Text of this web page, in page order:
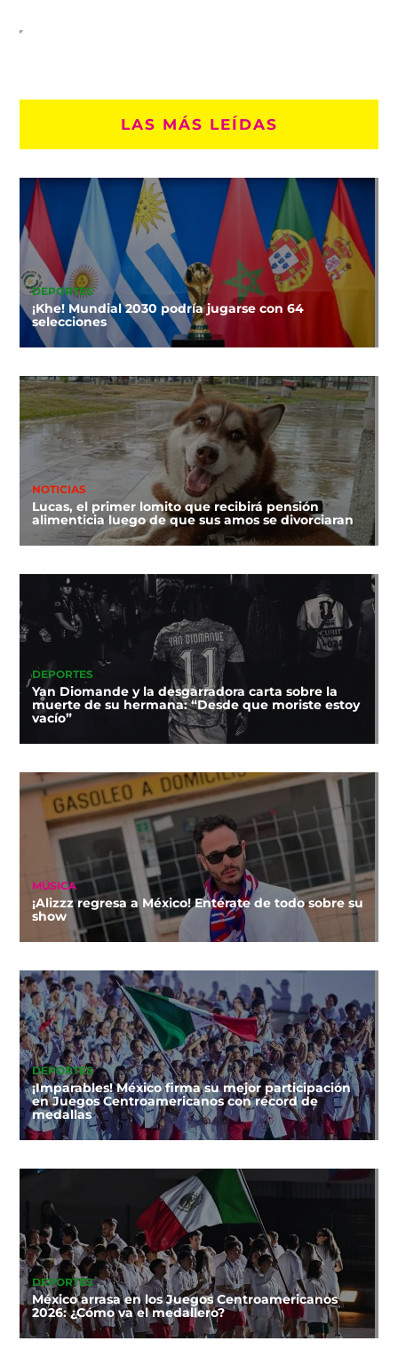
LAS MÁS LEÍDAS
DEPORTES
¡Khe! Mundial 2030 podría jugarse con 64
selecciones
NOTICIAS
Lucas, el primer lomito que recibirá pensión
alimenticia luego de que sus amos se divorciaran
DEPORTES
Yan Diomande y la desgarradora carta sobre la
muerte de su hermana: “Desde que moriste estoy
vacío”
MÚSICA
¡Alizzz regresa a México! Entérate de todo sobre su
show
DEPORTES
¡Imparables! México firma su mejor participación
en Juegos Centroamericanos con récord de
medallas
DEPORTES
México arrasa en los Juegos Centroamericanos
2026: ¿Cómo va el medallero?